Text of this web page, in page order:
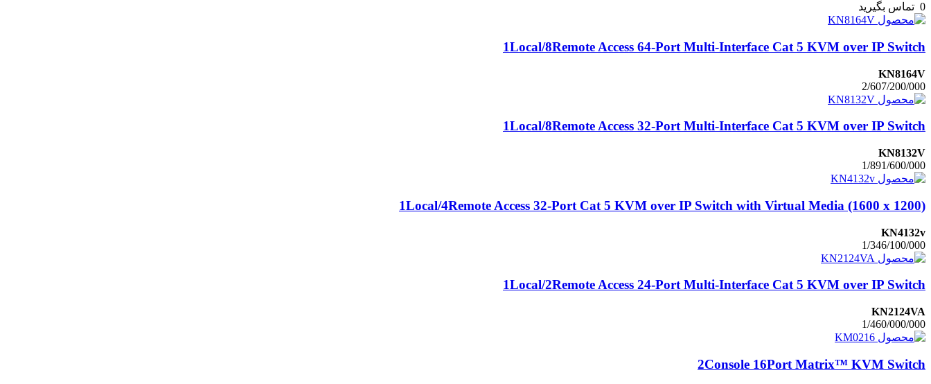
0 تماس بگیرید
1Local/8Remote Access 64-Port Multi-Interface Cat 5 KVM over IP Switch
KN8164V
2/607/200/000
1Local/8Remote Access 32-Port Multi-Interface Cat 5 KVM over IP Switch
KN8132V
1/891/600/000
1Local/4Remote Access 32-Port Cat 5 KVM over IP Switch with Virtual Media (1600 x 1200)
KN4132v
1/346/100/000
1Local/2Remote Access 24-Port Multi-Interface Cat 5 KVM over IP Switch
KN2124VA
1/460/000/000
2Console 16Port Matrix™ KVM Switch